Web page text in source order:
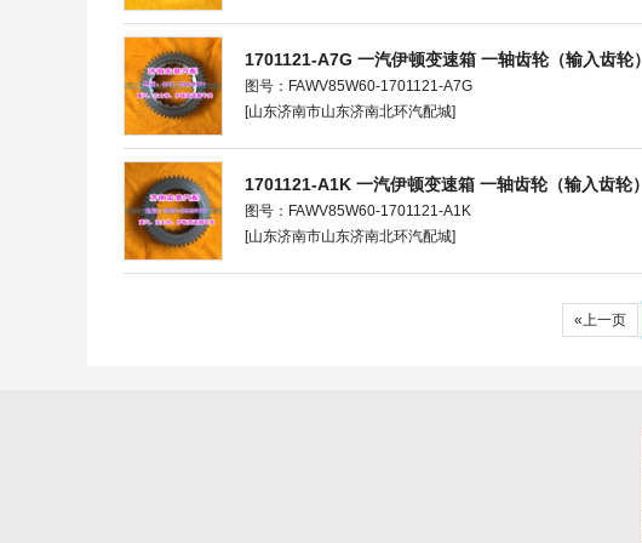
1701121-A7G 一汽伊顿变速箱 一轴齿轮（输入齿轮）
图号：FAWV85W60-1701121-A7G
[山东济南市山东济南北环汽配城]
1701121-A1K 一汽伊顿变速箱 一轴齿轮（输入齿轮）
图号：FAWV85W60-1701121-A1K
[山东济南市山东济南北环汽配城]
«上一页